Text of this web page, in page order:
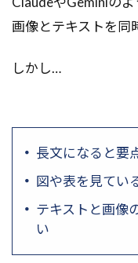
画像とテキストを同
しかし…
長文になると要
図や表を見てい
テキストと画像
い